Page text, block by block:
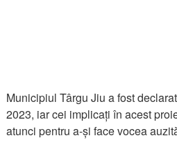
Municipiul Târgu Jiu a fost
2023, iar cei implicați în acest
atunci pentru a-și face vocea